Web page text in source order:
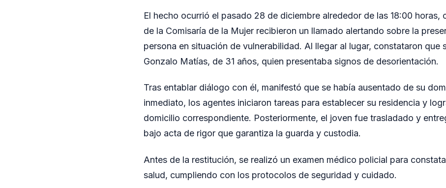
El hecho ocurrió el pasado 28 de diciembre alrededor de las 18:00 horas,
de la Comisaría de la Mujer recibieron un llamado alertando sobre la
persona en situación de vulnerabilidad. Al llegar al lugar, constataron que
Gonzalo Matías, de 31 años, quien presentaba signos de desorientación.
Tras entablar diálogo con él, manifestó que se había ausentado de su
inmediato, los agentes iniciaron tareas para establecer su residencia y
domicilio correspondiente. Posteriormente, el joven fue trasladado y
bajo acta de rigor que garantiza la guarda y custodia.
Antes de la restitución, se realizó un examen médico policial para
salud, cumpliendo con los protocolos de seguridad y cuidado.